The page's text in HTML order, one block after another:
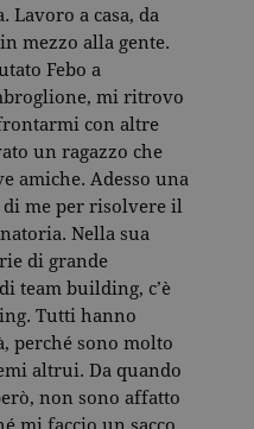
Lavoro a casa, da
mezzo alla gente.
Febo a
mi ritrovo
con altre
un ragazzo che
amiche. Adesso una
di me per risolvere il
Nella sua
di grande
team building, c’è
Tutti hanno
perché sono molto
altrui. Da quando
non sono affatto